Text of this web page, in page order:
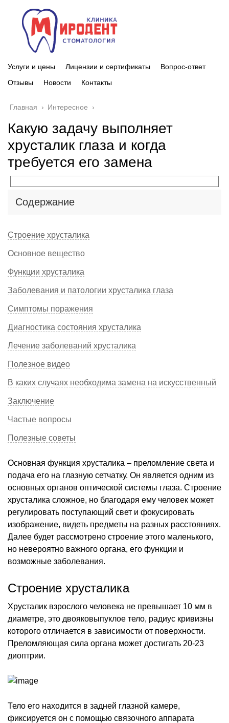
Услуги и цены Лицензии и сертификаты
Вопрос-ответ
Отзывы
Новости Контакты
Главная › Интересное ›
Какую задачу выполняет
хрусталик глаза и когда
требуется его замена
Содержание
Строение хрусталика
Основное вещество
Функции хрусталика
Заболевания и патологии хрусталика глаза
Симптомы поражения
Диагностика состояния хрусталика
Лечение заболеваний хрусталика
Полезное видео
В каких случаях необходима замена на искусственный
Заключение
Частые вопросы
Полезные советы
Основная функция хрусталика – преломление света и
подача его на глазную сетчатку. Он является одним из
основных органов оптической системы глаза. Строение
хрусталика сложное, но благодаря ему человек может
регулировать поступающий свет и фокусировать
изображение, видеть предметы на разных расстояниях.
Далее будет рассмотрено строение этого маленького,
но невероятно важного органа, его функции и
возможные заболевания.
Строение хрусталика
Хрусталик взрослого человека не превышает 10 мм в
диаметре, это двояковыпуклое тело, радиус кривизны
которого отличается в зависимости от поверхности.
Преломляющая сила органа может достигать 20-23
диоптрии.
Тело его находится в задней глазной камере,
фиксируется он с помощью связочного аппарата